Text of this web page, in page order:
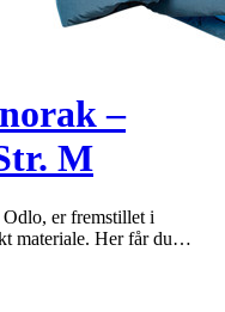
–
M
er fremstillet i
materiale. Her får du…